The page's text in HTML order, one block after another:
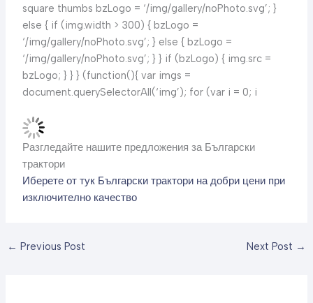
square thumbs bzLogo = ‘/img/gallery/noPhoto.svg’; }
else { if (img.width > 300) { bzLogo =
‘/img/gallery/noPhoto.svg’; } else { bzLogo =
‘/img/gallery/noPhoto.svg’; } } if (bzLogo) { img.src =
bzLogo; } } } (function(){ var imgs =
document.querySelectorAll(‘img’); for (var i = 0; i
Разгледайте нашите предложения за Български
трактори
Иберете от тук Български трактори на добри цени при
изключително качество
← Previous Post Next Post →